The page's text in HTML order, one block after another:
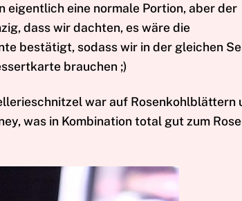
eine normale Portion, aber der
dass wir dachten, es wäre die
bestätigt, sodass wir in der gleichen
brauchen ;)
war auf Rosenkohlblättern
was in Kombination total gut zum